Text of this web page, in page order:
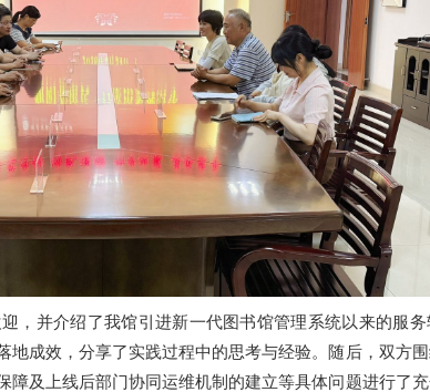
，并介绍了我馆引进新一代图书馆管理系统以来的服
成效，分享了实践过程中的思考与经验。随后，双方
及上线后部门协同运维机制的建立等具体问题进行了